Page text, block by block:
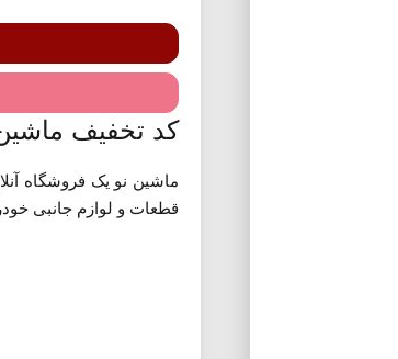
کد تخفیف
ماشین نو یک فروشگاه
قطعات و لوازم جانبی